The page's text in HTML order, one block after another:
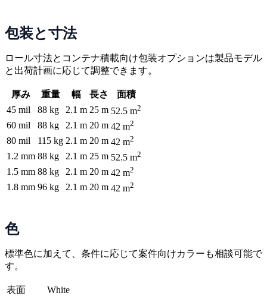
包装と寸法
ロール寸法とコンテナ積載向け包装オプションは製品モデル
と出荷計画に応じて調整できます。
厚み 重量 幅 長さ
面積
45 mil
88 kg 2.1 m 25 m 52.5 m2
60 mil 88 kg 2.1 m 20 m 42 m2
80 mil 115 kg 2.1 m 20 m 42 m2
1.2 mm 88 kg 2.1 m 25 m 52.5 m2
1.5 mm 88 kg 2.1 m 20 m 42 m2
1.8 mm 96 kg 2.1 m 20 m 42 m2
色
標準色に加えて、条件に応じて案件向けカラーも相談可能で
す。
表面
White